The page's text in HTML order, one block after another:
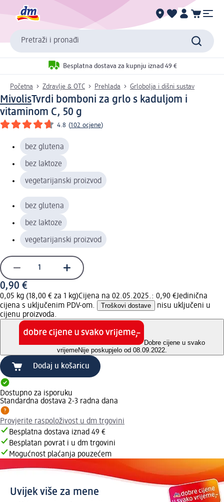
Pretraži i pronađi
Besplatna dostava za kupnju iznad 49 €
Početna Zdravlje & OTC Prehlada Grlobolja i dišni sustav
MivolisTvrdi bomboni za grlo s kaduljom i
vitaminom C, 50 g
4.8 (102 ocjene)
bez glutena
bez laktoze
vegetarijanski proizvod
bez glutena
bez laktoze
vegetarijanski proizvod
0,90 €
0,05 kg (18,00 € za 1 kg)Cijena na 02.05.2025.: 0,90 €Jedinična
cijena s uključenim PDV-om.
Troškovi dostave
nisu uključeni u
cijenu proizvoda.
Dobre cijene u svako
vrijemeNije poskupjelo od 08.09.2022.
Dodaj u košaricu
Dostupno za isporuku
Standardna dostava 2-3 radna dana
Provjerite raspoloživost u dm trgovini
Besplatna dostava iznad 49 €
Besplatan povrat i u dm trgovini
Mogućnost plaćanja pouzećem
Uvijek više za mene